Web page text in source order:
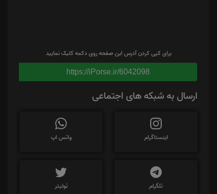
برای کپی کردن آدرس این صفحه روی دکمه کلیک نمایید
https://iPorse.ir/6042098
ارسال به شبکه های اجتماعی
اینستاگرام واتس اپ
تلگرام توئیتر